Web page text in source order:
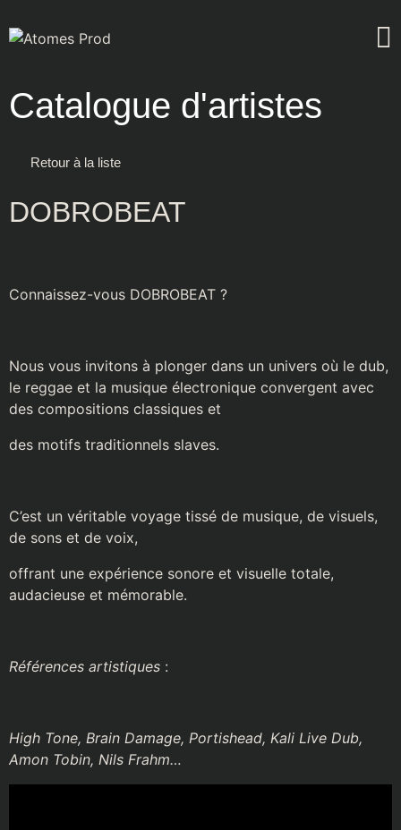
Catalogue d'artistes
Retour à la liste
DOBROBEAT
Connaissez-vous DOBROBEAT ?
Nous vous invitons à plonger dans un univers où le dub,
le reggae et la musique électronique convergent avec
des compositions classiques et
des motifs traditionnels slaves.
C’est un véritable voyage tissé de musique, de visuels,
de sons et de voix,
offrant une expérience sonore et visuelle totale,
audacieuse et mémorable.
Références artistiques :
High Tone, Brain Damage, Portishead, Kali Live Dub,
Amon Tobin, Nils Frahm…